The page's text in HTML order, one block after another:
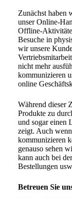
Zunächst haben
unser Online-
Offline-
Besuche in
wir unsere
nicht mehr
kommunizieren
online
Während dieser
Produkte zu
und sogar einen
zeigt. Auch
kommunizieren
genauso sehen
kann auch bei
Bestellungen
Betreuen Sie